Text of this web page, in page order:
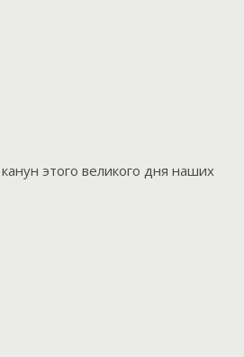
этого великого дня наших